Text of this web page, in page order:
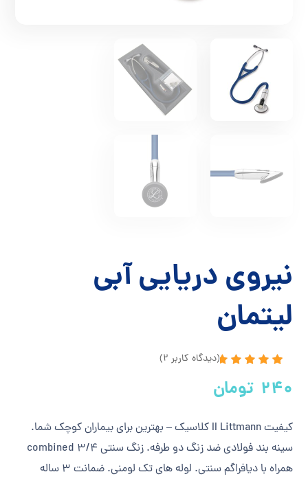
نیروی دریایی آبی
لیتمان
5.00از
(دیدگاه کاربر 2
)
240 تومان
کیفیت II Littmann کلاسیک – بهترین برای بیماران کوچک شما.
سینه بند فولادی ضد زنگ دو طرفه. زنگ سنتی 3/4 combined
همراه با دیافراگم سنتی. لوله های تک لومنی. ضمانت 3 ساله